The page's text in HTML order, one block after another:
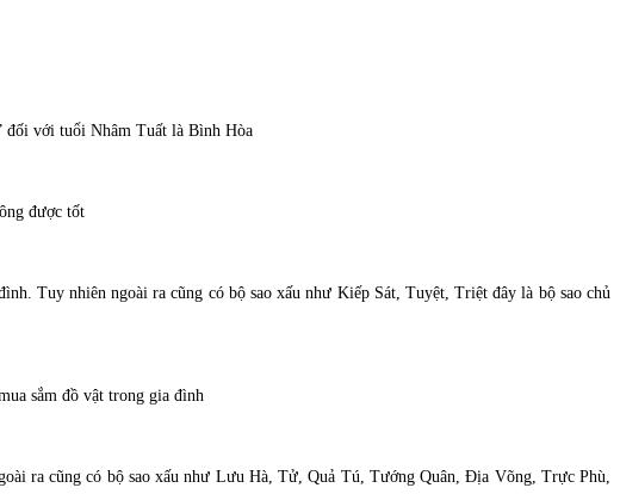
đối với tuổi Nhâm Tuất là Bình Hòa
được tốt
Tuy nhiên ngoài ra cũng có bộ sao xấu như Kiếp Sát, Tuyệt, Triệt đây là bộ sao chủ
sắm đồ vật trong gia đình
ra cũng có bộ sao xấu như Lưu Hà, Tử, Quả Tú, Tướng Quân, Địa Võng, Trực Phù,